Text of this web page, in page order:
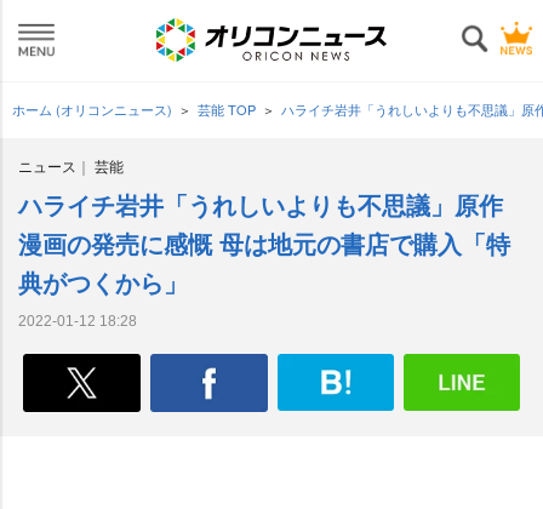
ホーム (オリコンニュース) 芸能 TOP ハライチ岩井「うれしいよりも不思議」
ニュース 芸能
ハライチ岩井「うれしいよりも不思議」原作
漫画の発売に感慨 母は地元の書店で購入「特
典がつくから」
2022-01-12 18:28